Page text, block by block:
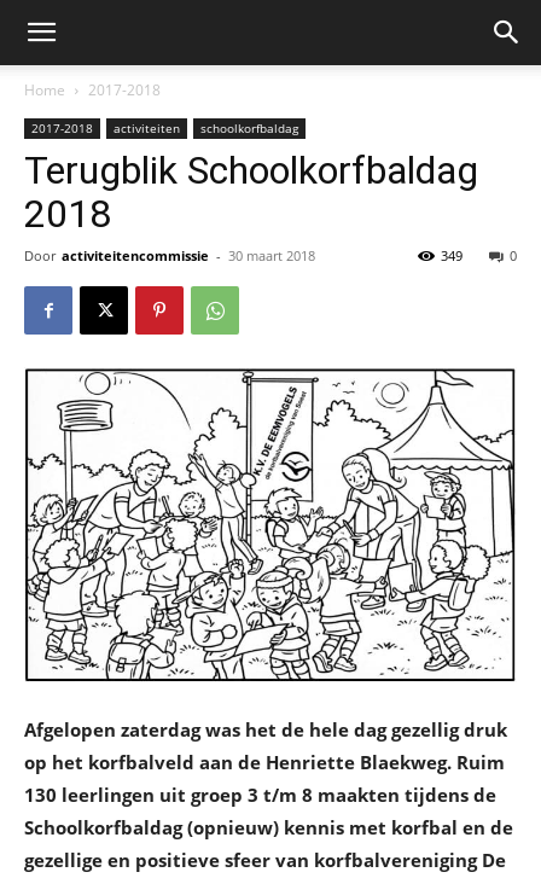
Home 2017-2018
2017-2018 activiteiten schoolkorfbaldag
Terugblik Schoolkorfbaldag
2018
Door activiteitencommissie - 30 maart 2018 0
349
Afgelopen zaterdag was het de hele dag gezellig druk
op het korfbalveld aan de Henriette Blaekweg. Ruim
130 leerlingen uit groep 3 t/m 8 maakten tijdens de
Schoolkorfbaldag (opnieuw) kennis met korfbal en de
gezellige en positieve sfeer van korfbalvereniging De